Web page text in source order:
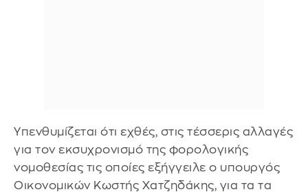
Υπενθυμίζεται ότι εχθές, στις τέσσερις αλλαγές
για τον εκσυχρονισμό της φορολογικής
νομοθεσίας τις οποίες εξήγγειλε ο υπουργός
Οικονομικών Κωστής Χατζηδάκης, για τα τα